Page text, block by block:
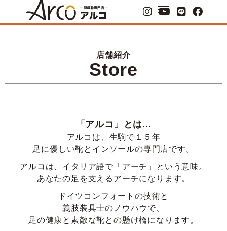
店舗紹介
Store
「アルコ」とは...
アルコは、生駒で１５年
足に優しい靴とインソールの専門店です。
アルコは、イタリア語で「アーチ」という意味。
あなたの足を支えるアーチになります。
ドイツコンフォートの技術と
義肢装具士のノウハウで、
足の健康と素敵な靴との懸け橋になります。